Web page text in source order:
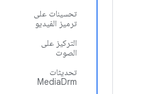
تحسينات على
ترميز الفيديو
التركيز على
الصوت
تحديثات
MediaDrm